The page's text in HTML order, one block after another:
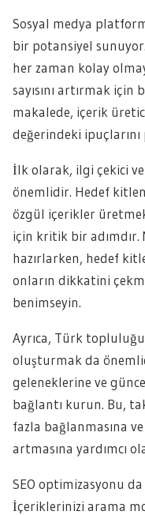
Sosyal medya
bir potansiyel sunuyor.
her zaman kolay
sayısını artırmak için
makalede, içerik
değerindeki ipuçlarını
İlk olarak, ilgi çekici
önemlidir. Hedef
özgül içerikler
için kritik bir adımdır.
hazırlarken, hedef
onların dikkatini
benimseyin.
Ayrıca, Türk
oluşturmak da
geleneklerine ve
bağlantı kurun. Bu,
fazla bağlanmasına
artmasına yardımcı
SEO optimizasyonu
İçeriklerinizi arama